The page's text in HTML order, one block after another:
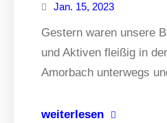
Jan. 15, 2023
Gestern waren unsere
und Aktiven fleißig in
Amorbach unterwegs
weiterlesen